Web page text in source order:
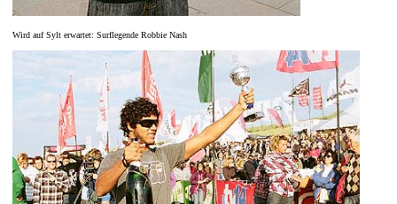
Wird auf Sylt erwartet: Surflegende Robbie Nash